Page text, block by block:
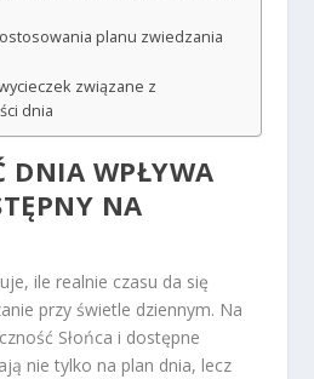
planu zwiedzania
związane z
dnia
DNIA WPŁYWA
NA
ile realnie czasu da się
przy świetle dziennym. Na
Słońca i dostępne
nie tylko na plan dnia, lecz